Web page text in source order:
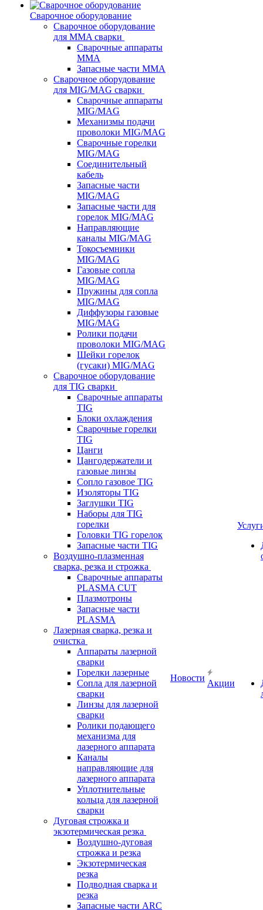
Сварочное оборудование
Сварочное оборудование
для MMA сварки
Сварочные аппараты
MMA
Запасные части MMA
Сварочное оборудование
для MIG/MAG сварки
Сварочные аппараты
MIG/MAG
Механизмы подачи
проволоки MIG/MAG
Сварочные горелки
MIG/MAG
Соединительный
кабель
Запасные части
MIG/MAG
Запасные части для
горелок MIG/MAG
Направляющие
каналы MIG/MAG
Токосъемники
MIG/MAG
Газовые сопла
MIG/MAG
Пружины для сопла
MIG/MAG
Диффузоры газовые
MIG/MAG
Ролики подачи
проволоки MIG/MAG
Шейки горелок
(гусаки) MIG/MAG
Сварочное оборудование
для TIG сварки
Сварочные аппараты
TIG
Блоки охлаждения
Сварочные горелки
TIG
Цанги
Цангодержатели и
газовые линзы
Сопло газовое TIG
Изоляторы TIG
Заглушки TIG
Наборы для TIG
горелки
Головки TIG горелок
Запасные части TIG
Воздушно-плазменная
сварка, резка и строжка
Сварочные аппараты
PLASMA CUT
Плазмотроны
Запасные части
PLASMA
Лазерная сварка, резка и
очистка
Аппараты лазерной
сварки
Горелки лазерные
Сопла для лазерной
сварки
Линзы для лазерной
сварки
Ролики подающего
механизма для
лазерного аппарата
Каналы
направляющие для
лазерного аппарата
Уплотнительные
кольца для лазерной
сварки
Дуговая строжка и
экзотермическая резка
Воздушно-дуговая
строжка и резка
Экзотермическая
резка
Подводная сварка и
резка
Запасные части ARC
Новости
Акции